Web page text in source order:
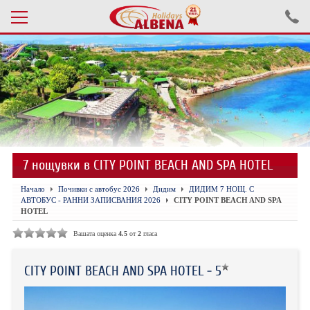
Проверка на резервация
ПОЧИВКИ С АВТОБУС 2026
ПОЧИВКИ СЪС САМОЛЕТ
ЕКСКУРЗИИ САМОЛЕТ
ЕКСКУРЗИИ АВТОБУС
БЪЛГАРИЯ
ТУРЦИЯ С КОЛА
7 нощувки в CITY POINT BEACH AND SPA HOTEL
Начало Почивки с автобус 2026 Дидим
ДИДИМ 7 НОЩ. С
АВТОБУС - РАННИ ЗАПИСВАНИЯ 2026
CITY POINT BEACH AND SPA
HOTEL
Вашата оценка 4.5от2гласа
CITY POINT BEACH AND SPA HOTEL - 5